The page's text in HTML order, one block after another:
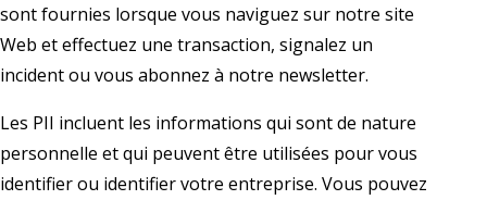
sont fournies lorsque vous naviguez sur notre site
Web et effectuez une transaction, signalez un
incident ou vous abonnez à notre newsletter.
Les PII incluent les informations qui sont de nature
personnelle et qui peuvent être utilisées pour vous
identifier ou identifier votre entreprise. Vous pouvez